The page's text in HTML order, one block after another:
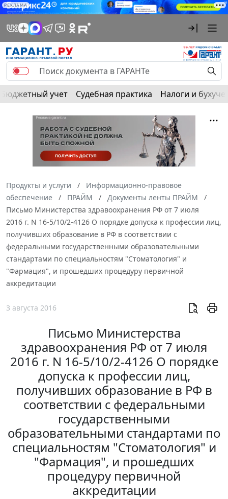
РЕКЛАМА
Бюджетный учет Судебная практика Налоги и
Продукты и услуги
Информационно-правовое
обеспечение
ПРАЙМ
Документы ленты ПРАЙМ
Письмо Министерства здравоохранения РФ от 7 июля
2016 г. N 16-5/10/2-4126 О порядке допуска к профессии лиц,
получивших образование в РФ в соответствии с
федеральными государственными образовательными
стандартами по специальностям "Стоматология" и
"Фармация", и прошедших процедуру первичной
аккредитации
3 августа 2016
Письмо Министерства
здравоохранения РФ от 7 июля
2016 г. N 16-5/10/2-4126 О порядке
допуска к профессии лиц,
получивших образование в РФ в
соответствии с федеральными
государственными
образовательными стандартами по
специальностям "Стоматология" и
"Фармация", и прошедших
процедуру первичной
аккредитации